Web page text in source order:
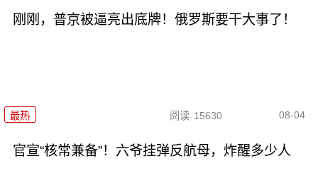
刚刚，普京被逼亮出底牌！俄罗斯要干大事了！
最热 阅读 15630 08-04
官宣“核常兼备”！六爷挂弹反航母，炸醒多少人